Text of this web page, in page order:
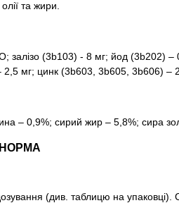
та жири.
залізо (3b103) - 8 мг; йод (3b202)
мг; цинк (3b603, 3b605, 3b606) –
– 0,9%; сирий жир – 5,8%; сира
(див. таблицю на